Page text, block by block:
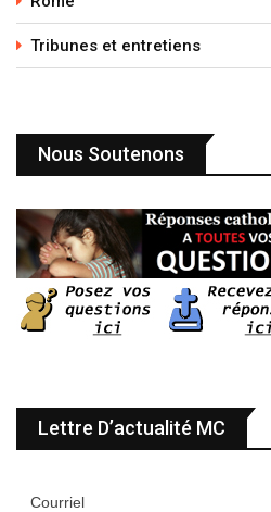
Tribunes et entretiens
Nous Soutenons
Lettre D’actualité MC
Courriel